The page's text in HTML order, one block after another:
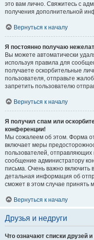
это вам лично. Свяжитесь с
получения дополнительной
Вернуться к началу
Я постоянно получаю
Вы можете автоматически
используя правила для
получаете оскорбительные
пользователя, отправьте
запретить пользователю
Вернуться к началу
Я получил спам или
конференции!
Мы сожалеем об этом. Форма
включает меры
пользователей,
сообщение администратору
письма. Очень важно включить
детальная информация об
сможет в этом случае принять
Вернуться к началу
Друзья и недруги
Что означают списки друзей и